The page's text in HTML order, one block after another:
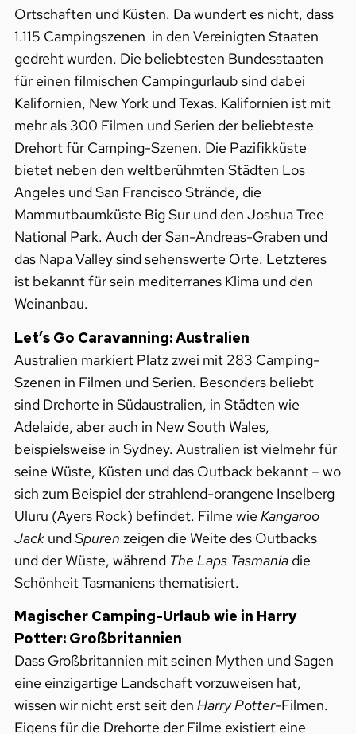
Ortschaften und Küsten. Da wundert es nicht, dass
1.115 Campingszenen in den Vereinigten Staaten
gedreht wurden. Die beliebtesten Bundesstaaten
für einen filmischen Campingurlaub sind dabei
Kalifornien, New York und Texas. Kalifornien ist mit
mehr als 300 Filmen und Serien der beliebteste
Drehort für Camping-Szenen. Die Pazifikküste
bietet neben den weltberühmten Städten Los
Angeles und San Francisco Strände, die
Mammutbaumküste Big Sur und den Joshua Tree
National Park. Auch der San-Andreas-Graben und
das Napa Valley sind sehenswerte Orte. Letzteres
ist bekannt für sein mediterranes Klima und den
Weinanbau.
Let’s Go Caravanning: Australien
Australien markiert Platz zwei mit 283 Camping-
Szenen in Filmen und Serien. Besonders beliebt
sind Drehorte in Südaustralien, in Städten wie
Adelaide, aber auch in New South Wales,
beispielsweise in Sydney. Australien ist vielmehr für
seine Wüste, Küsten und das Outback bekannt – wo
sich zum Beispiel der strahlend-orangene Inselberg
Uluru (Ayers Rock) befindet. Filme wieKangaroo
JackundSpuren zeigen die Weite des Outbacks
und der Wüste, während The Laps Tasmaniadie
Schönheit Tasmaniens thematisiert.
Magischer Camping-Urlaub wie in Harry
Potter: Großbritannien
Dass Großbritannien mit seinen Mythen und Sagen
eine einzigartige Landschaft vorzuweisen hat,
wissen wir nicht erst seit den Harry Potter-Filmen.
Eigens für die Drehorte der Filme existiert eine